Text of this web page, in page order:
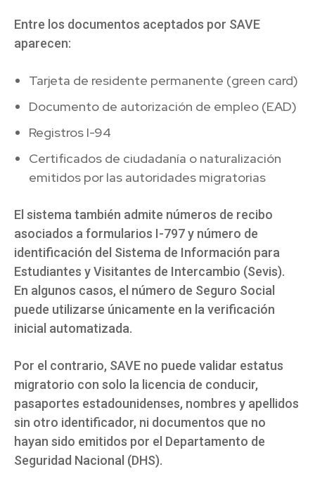
Entre los documentos aceptados por SAVE
aparecen:
Tarjeta de residente permanente (green card)
Documento de autorización de empleo (EAD)
Registros I-94
Certificados de ciudadanía o naturalización
emitidos por las autoridades migratorias
El sistema también admite números de recibo
asociados a formularios I-797 y número de
identificación del Sistema de Información para
Estudiantes y Visitantes de Intercambio (Sevis).
En algunos casos, el número de Seguro Social
puede utilizarse únicamente en la verificación
inicial automatizada.
Por el contrario, SAVE no puede validar estatus
migratorio con solo la licencia de conducir,
pasaportes estadounidenses, nombres y apellidos
sin otro identificador, ni documentos que no
hayan sido emitidos por el Departamento de
Seguridad Nacional (DHS).